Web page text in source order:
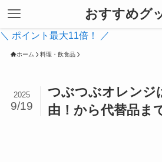
おすすめグ
＼ ポイント最大11倍！ ／
ホーム 料理・飲食品
つぶつぶオレンジ
由！から代替品ま
2025
9/19